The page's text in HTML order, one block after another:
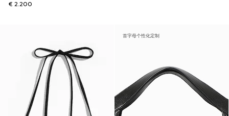
€ 2.200
首字母个性化定制